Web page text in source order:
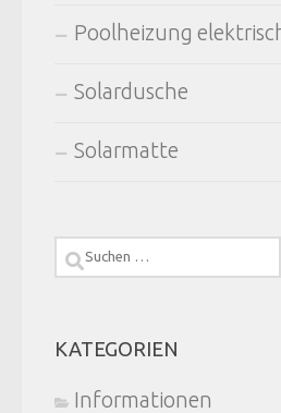
Poolheizung
Solardusche
Solarmatte
Suchen
KATEGORIEN
Informationen